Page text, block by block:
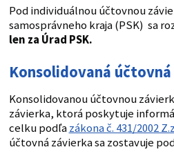
Pod individuálnou účtovnou
samosprávneho kraja (PSK) sa
len za Úrad PSK.
Konsolidovaná
Konsolidovanou účtovnou
závierka, ktorá poskytuje
celku podľazákona č. 431/2002
účtovná závierka sa zostavuje